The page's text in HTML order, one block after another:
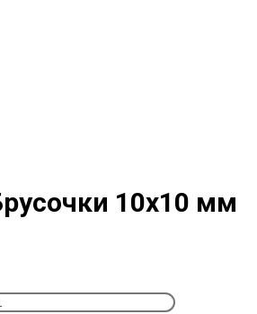
10х10 мм